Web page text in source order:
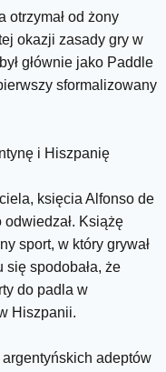
otrzymał od żony
okazji zasady gry w
głównie jako Paddle
sformalizowany
i Hiszpanię
księcia Alfonso de
Książę
sport, w który grywał
spodobała, że
do padla w
Hiszpanii.
adeptów